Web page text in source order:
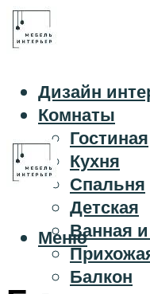
Дизайн
Комнаты
Гостиная
Кухня
Спальня
Детская
Ванная
Балкон
Меню